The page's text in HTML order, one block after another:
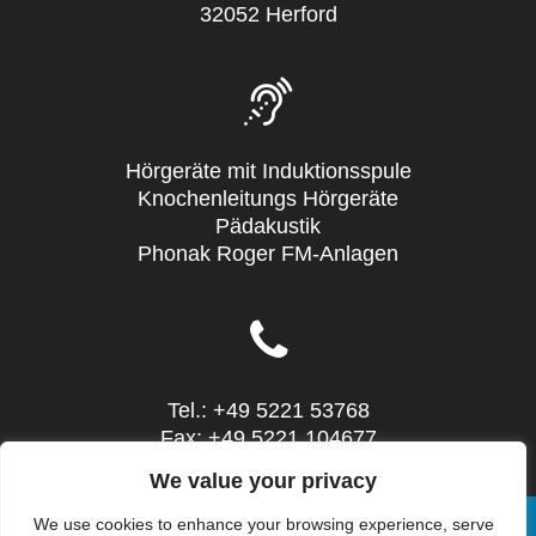
We value your privacy
We use cookies to enhance your browsing experience, serve
32052 Herford
Hörgeräte mit Induktionsspule
Knochenleitungs Hörgeräte
Pädakustik
Phonak Roger FM-Anlagen
Tel.: +49 5221 53768
Fax: +49 5221 104677